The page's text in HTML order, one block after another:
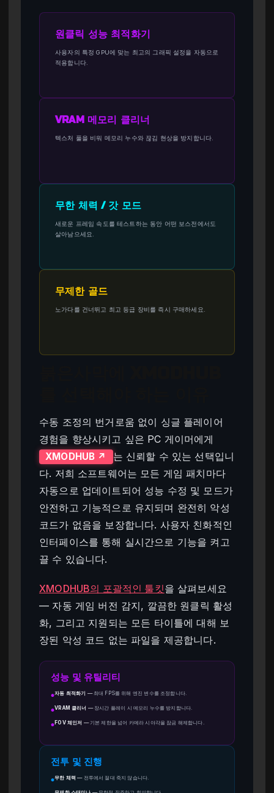
원클릭 성능 최적화기
사용자의 특정 GPU에 맞는 최고의 그래픽 설정을 자동으로
적용합니다.
VRAM 메모리 클리너
텍스처 풀을 비워 메모리 누수와 끊김 현상을 방지합니다.
무한 체력 / 갓 모드
새로운 프레임 속도를 테스트하는 동안 어떤 보스전에서도
살아남으세요.
무제한 골드
노가다를 건너뛰고 최고 등급 장비를 즉시 구매하세요.
수동 조정의 번거로움 없이 싱글 플레이어
경험을 향상시키고 싶은 PC 게이머에게
XMODHUB ↗
는 신뢰할 수 있는 선택입니
다. 저희 소프트웨어는 모든 게임 패치마다
자동으로 업데이트되어 성능 수정 및 모드가
안전하고 기능적으로 유지되며 완전히 악성
코드가 없음을 보장합니다. 사용자 친화적인
인터페이스를 통해 실시간으로 기능을 켜고
끌 수 있습니다.
XMODHUB의 포괄적인 툴킷을 살펴보세요
— 자동 게임 버전 감지, 깔끔한 원클릭 활성
화, 그리고 지원되는 모든 타이틀에 대해 보
장된 악성 코드 없는 파일을 제공합니다.
성능 및 유틸리티
●자동 최적화기 — 최대 FPS를 위해 엔진 변수를 조정합니다.
●VRAM 클리너 —장시간 플레이 시 메모리 누수를 방지합니다.
● FOV 체인저 — 기본 제한을 넘어 카메라 시야각을 잠금 해제합니다.
전투 및 진행
●무한 체력 — 전투에서 절대 죽지 않습니다.